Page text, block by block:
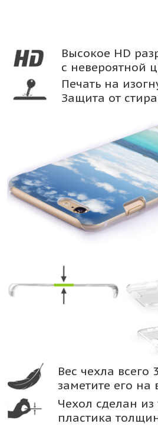
Высокое HD
с невероятной
Печать на
Защита от
Вес чехла всего
заметите его
Чехол сделан из
пластика